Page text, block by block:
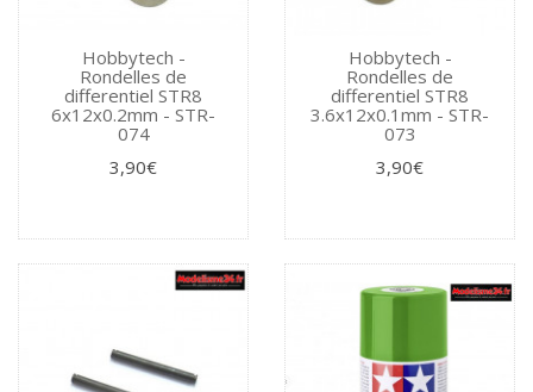
Hobbytech -
Rondelles de
differentiel STR8
6x12x0.2mm - STR-
074
3,90€
Hobbytech -
Rondelles de
differentiel STR8
3.6x12x0.1mm - STR-
073
3,90€